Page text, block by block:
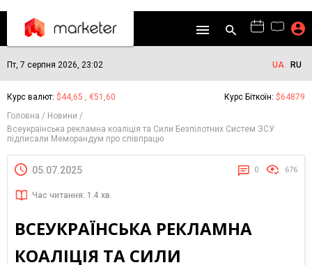
Пт, 7 серпня 2026, 23:02 UA RU
Курс валют: $44,65 , €51,60 Курс Біткоїн: $64879
Головна
Новини
Всеукраїнська рекламна коаліція та Сили Безпілотних Систем ЗСУ
підписали Меморандум про співпрацю
05.07.2025 0 676
Час читання: 1.4 хв.
ВСЕУКРАЇНСЬКА РЕКЛАМНА
КОАЛІЦІЯ ТА СИЛИ